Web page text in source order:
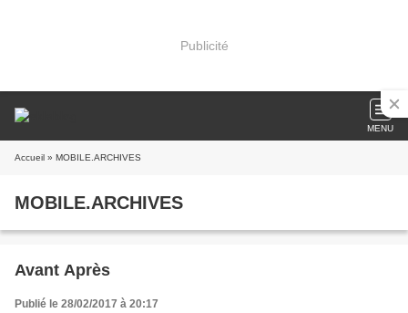
Publicité
MENU
Accueil » MOBILE.ARCHIVES
MOBILE.ARCHIVES
Avant Après
Publié le 28/02/2017 à 20:17